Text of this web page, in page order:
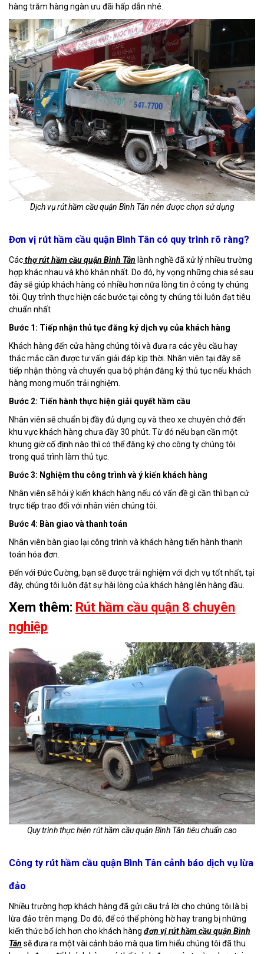
hàng trăm hàng ngàn ưu đãi hấp dẫn nhé.
Dịch vụ rút hầm cầu quận Bình Tân nên được chọn sử dụng
Đơn vị rút hầm cầu quận Bình Tân có quy trình rõ ràng?
Cácthợ rút hầm cầu quận Bình Tân lành nghề đã xử lý nhiều trường
hợp khác nhau và khó khăn nhất. Do đó, hy vọng những chia sẻ sau
đây sẽ giúp khách hàng có nhiều hơn nữa lòng tin ở công ty chúng
tôi. Quy trình thực hiện các bước tại công ty chúng tôi luôn đạt tiêu
chuẩn nhất
Bước 1: Tiếp nhận thủ tục đăng ký dịch vụ của khách hàng
Khách hàng đến cửa hàng chúng tôi và đưa ra các yêu cầu hay
thắc mắc cần được tư vấn giải đáp kịp thời. Nhân viên tại đây sẽ
tiếp nhận thông và chuyển qua bộ phận đăng ký thủ tục nếu khách
hàng mong muốn trải nghiệm.
Bước 2: Tiến hành thực hiện giải quyết hầm cầu
Nhân viên sẽ chuẩn bị đầy đủ dụng cụ và theo xe chuyên chở đến
khu vực khách hàng chưa đầy 30 phút. Từ đó nếu bạn cần một
khung giờ cố định nào thì có thể đăng ký cho công ty chúng tôi
trong quá trình làm thủ tục.
Bước 3: Nghiệm thu công trình và ý kiến khách hàng
Nhân viên sẽ hỏi ý kiến khách hàng nếu có vấn đề gì cần thì bạn cứ
trực tiếp trao đổi với nhân viên chúng tôi.
Bước 4: Bàn giao và thanh toán
Nhân viên bàn giao lại công trình và khách hàng tiến hành thanh
toán hóa đơn.
Đến với Đức Cường, bạn sẽ được trải nghiệm với dịch vụ tốt nhất, tại
đây, chúng tôi luôn đặt sự hài lòng của khách hàng lên hàng đầu.
Xem thêm: Rút hầm cầu quận 8 chuyên
nghiệp
Quy trình thực hiện rút hầm cầu quận Bình Tân tiêu chuẩn cao
Công ty rút hầm cầu quận Bình Tân cảnh báo dịch vụ lừa
đảo
Nhiều trường hợp khách hàng đã gửi câu trả lời cho chúng tôi là bị
lừa đảo trên mạng. Do đó, để có thể phòng hờ hay trang bị những
kiến thức bổ ích hơn cho khách hàng đơn vị rút hầm cầu quận Bình
Tân sẽ đưa ra một vài cảnh báo mà qua tìm hiểu chúng tôi đã thu